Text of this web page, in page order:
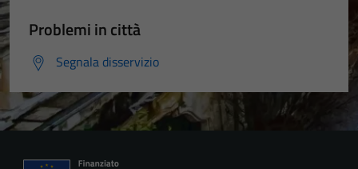
Problemi in città
Segnala disservizio
Tecnici